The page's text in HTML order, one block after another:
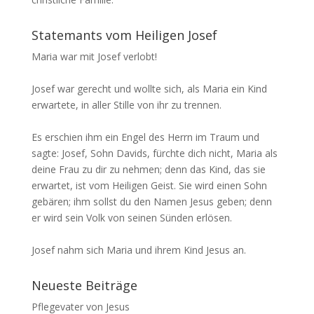
Statemants vom Heiligen Josef
Maria war mit Josef verlobt!
Josef war gerecht und wollte sich, als Maria ein Kind
erwartete, in aller Stille von ihr zu trennen.
Es erschien ihm ein Engel des Herrn im Traum und
sagte: Josef, Sohn Davids, fürchte dich nicht, Maria als
deine Frau zu dir zu nehmen; denn das Kind, das sie
erwartet, ist vom Heiligen Geist. Sie wird einen Sohn
gebären; ihm sollst du den Namen Jesus geben; denn
er wird sein Volk von seinen Sünden erlösen.
Josef nahm sich Maria und ihrem Kind Jesus an.
Neueste Beiträge
Pflegevater von Jesus